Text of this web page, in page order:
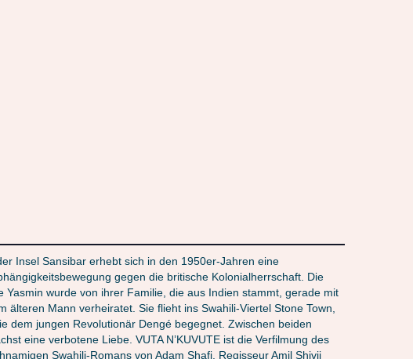
Insel Sansibar erhebt sich in den 1950er-Jahren eine
gegen die britische Kolonialherrschaft. Die
Yasmin wurde von ihrer Familie, die aus Indien stammt, gerade mit
älteren Mann verheiratet. Sie flieht ins Swahili-Viertel Stone Town,
dem jungen Revolutionär Dengé begegnet. Zwischen beiden
eine verbotene Liebe. VUTA N’KUVUTE ist die Verfilmung des
Swahili-Romans von Adam Shafi. Regisseur Amil Shivji